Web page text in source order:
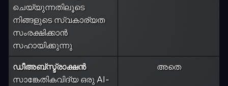
ചെയ്യുന്നതിലൂടെ
നിങ്ങളുടെ സ്വകാര്യത
സംരക്ഷിക്കാൻ
സഹായിക്കുന്നു
ഡീഅബ്സ്ട്രാക്ഷൻ
സാങ്കേതികവിദ്യ ഒരു AI-
അതെ